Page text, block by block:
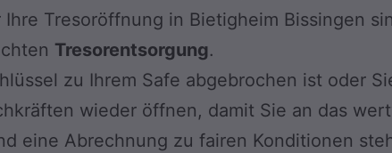
Tresoröffnung in Bietigheim Bissingen
Tresorentsorgung.
zu Ihrem Safe abgebrochen ist oder
wieder öffnen, damit Sie an das
eine Abrechnung zu fairen Konditionen